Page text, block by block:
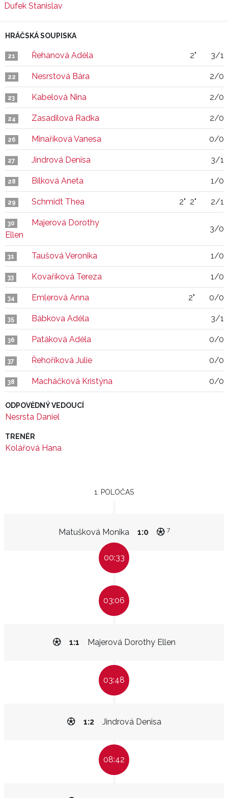
Dufek Stanislav
HRÁČSKÁ SOUPISKA
21 Řehanová Adéla 2" 3/1
22 Nesrstová Bára 2/0
23 Kabelová Nina 2/0
24 Zasadilová Radka 2/0
26 Minaříková Vanesa 0/0
27 Jindrová Denisa 3/1
28 Bílková Aneta 1/0
29 Schmidt Thea 2" 2" 2/1
30
Majerová Dorothy
Ellen
3/0
31 Taušová Veronika 1/0
33 Kovaříková Tereza 1/0
34 Emlerová Anna 2" 0/0
35 Bábkova Adéla 3/1
36 Patáková Adéla 0/0
37 Řehoříková Julie 0/0
38 Macháčková Kristýna 0/0
ODPOVĚDNÝ VEDOUCÍ
Nesrsta Daniel
TRENÉR
Kolářová Hana
1. POLOČAS
Matušková Monika 1:0 7
00:33
03:06
Majerová Dorothy Ellen
1:1
03:48
Jindrová Denisa
1:2
08:42